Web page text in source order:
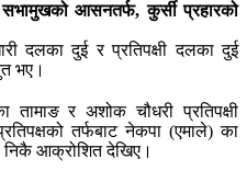
आसनतर्फ, कुर्सी प्रहारको
दलका दुई र प्रतिपक्षी दलका दुई
भए।
तामाङ र अशोक चौधरी प्रतिपक्षी
तर्फबाट नेकपा (एमाले) का
निकै आक्रोशित देखिए।